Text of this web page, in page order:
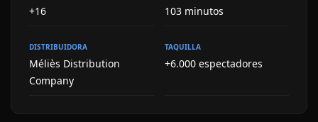
+16 103 minutos
DISTRIBUIDORA
Méliès Distribution
Company
TAQUILLA
+6.000 espectadores